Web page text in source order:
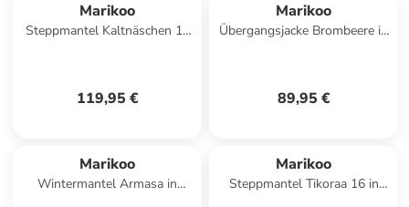
Marikoo
Steppmantel Kaltnäschen 16
119,95 €
Marikoo
Übergangsjacke Brombeere in
89,95 €
Marikoo
Wintermantel Armasa in
Marikoo
Steppmantel Tikoraa 16 in